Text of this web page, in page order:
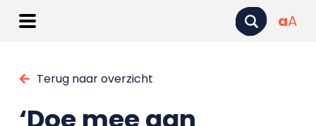
aA
Terug naar overzicht